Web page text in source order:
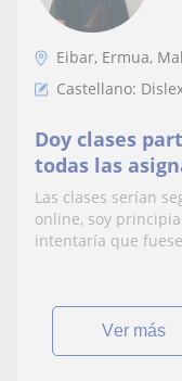
Eibar, Ermua,
Castellano:
Doy clases
todas las
castellano a
clases de
Las clases serían
online, soy
intentaría que
ver más